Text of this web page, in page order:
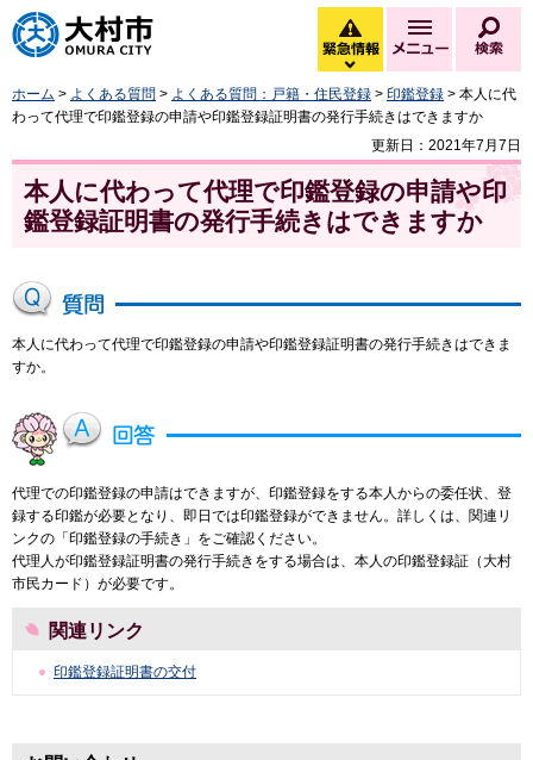
大村市
緊急情報
緊急情報を開く
メニュー
ホーム > よくある質問 > よくある質問：戸籍・住民登録 > 印鑑登録 > 本人に代
わって代理で印鑑登録の申請や印鑑登録証明書の発行手続きはできますか
更新日：2021年7月7日
本人に代わって代理で印鑑登録の申請や印
鑑登録証明書の発行手続きはできますか
本人に代わって代理で印鑑登録の申請や印鑑登録証明書の発行手続きはできま
すか。
代理での印鑑登録の申請はできますが、印鑑登録をする本人からの委任状、登
録する印鑑が必要となり、即日では印鑑登録ができません。詳しくは、関連リ
ンクの「印鑑登録の手続き」をご確認ください。
代理人が印鑑登録証明書の発行手続きをする場合は、本人の印鑑登録証（大村
市民カード）が必要です。
関連リンク
印鑑登録証明書の交付